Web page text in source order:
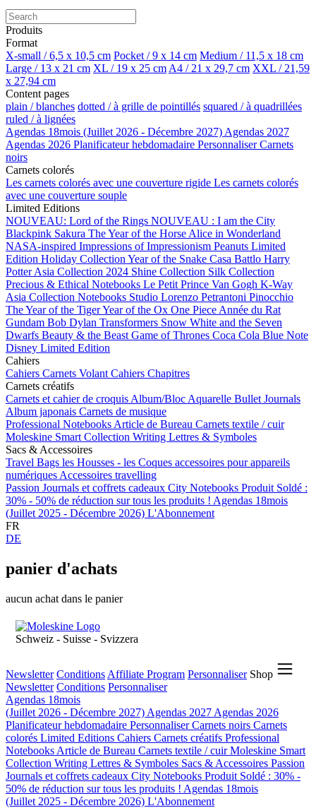
Produits
Format
X-small / 6,5 x 10,5 cm Pocket / 9 x 14 cm Medium / 11,5 x 18 cm
Large / 13 x 21 cm XL / 19 x 25 cm A4 / 21 x 29,7 cm XXL / 21,59
x 27,94 cm
Content pages
plain / blanches dotted / à grille de pointillés squared / à quadrillées
ruled / à lignées
Agendas 18mois (Juillet 2026 - Décembre 2027) Agendas 2027
Agendas 2026 Planificateur hebdomadaire PersonnaliserCarnets
noirs
Carnets colorés
Les carnets colorés avec une couverture rigide Les carnets colorés
avec une couverture souple
Limited Editions
NOUVEAU: Lord of the Rings NOUVEAU : I am the City
Blackpink Sakura The Year of the Horse Alice in Wonderland
NASA-inspired Impressions of Impressionism Peanuts Limited
Edition Holiday Collection Year of the Snake Casa Battlo Harry
PotterAsia Collection 2024 Shine Collection Silk Collection
Precious & Ethical Notebooks Le Petit Prince Van Gogh K-Way
Asia Collection Notebooks Studio Lorenzo Petrantoni Pinocchio
The Year of the TigerYear of the Ox One Piece Année du Rat
Gundam Bob Dylan Transformers Snow White and the Seven
Dwarfs Beauty & the Beast Game of Thrones Coca Cola Blue Note
Disney Limited Edition
Cahiers
Cahiers Carnets Volant Cahiers Chapitres
Carnets créatifs
Carnets et cahier de croquis Album/Bloc Aquarelle Bullet Journals
Album japonais Carnets de musique
Professional Notebooks Article de Bureau Carnets textile / cuir
Moleskine Smart Collection Writing Lettres & Symboles
Sacs & Accessoires
Travel Bags les Housses - les Coques accessoires pour appareils
numériques Accessoires travelling
Passion Journals et coffrets cadeaux City Notebooks Produit Soldé :
30% - 50% de réduction sur tous les produits ! Agendas 18mois
(Juillet 2025 - Décembre 2026) L'Abonnement
FR
DE
panier d'achats
aucun achat dans le panier
Schweiz - Suisse - Svizzera
Newsletter Conditions Affiliate Program Personnaliser Shop
Newsletter Conditions Personnaliser
Agendas 18mois
(Juillet 2026 - Décembre 2027) Agendas 2027 Agendas 2026
Planificateur hebdomadaire PersonnaliserCarnets noirs Carnets
colorés Limited Editions Cahiers Carnets créatifs Professional
Notebooks Article de Bureau Carnets textile / cuirMoleskine Smart
Collection Writing Lettres & Symboles Sacs & Accessoires Passion
Journals et coffrets cadeaux City Notebooks Produit Soldé : 30% -
50% de réduction sur tous les produits ! Agendas 18mois
(Juillet 2025 - Décembre 2026) L'Abonnement